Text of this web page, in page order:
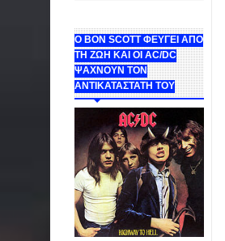
Ο BON SCOTT ΦΕΥΓΕΙ ΑΠΟ
ΤΗ ΖΩΗ ΚΑΙ ΟΙ AC/DC
ΨΑΧΝΟΥΝ ΤΟΝ
ΑΝΤΙΚΑΤΑΣΤΑΤΗ ΤΟΥ